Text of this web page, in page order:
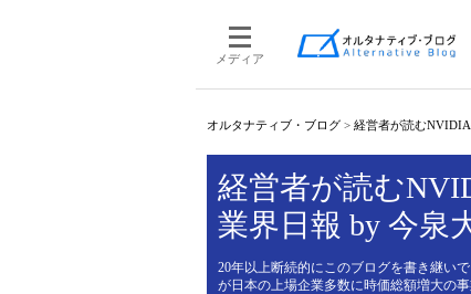
メディア
オルタナティブ・ブログ > 経営者が読む
経営者が読む
業界日報 by 今泉
20年以上断続的にこのブログを書き継い
が日本の上場企業多数に時価総額増大の